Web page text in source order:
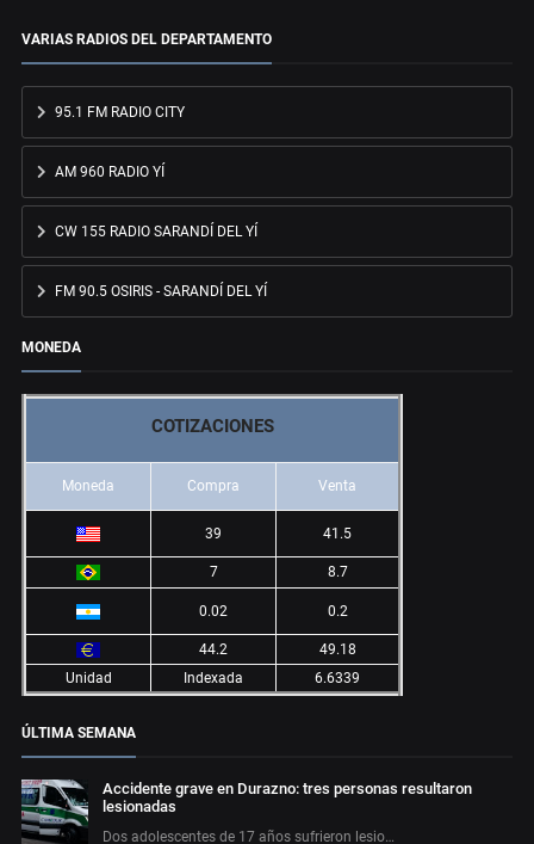
VARIAS RADIOS DEL DEPARTAMENTO
95.1 FM RADIO CITY
AM 960 RADIO YÍ
CW 155 RADIO SARANDÍ DEL YÍ
FM 90.5 OSIRIS - SARANDÍ DEL YÍ
MONEDA
COTIZACIONES
Moneda Compra Venta
39 41.5
7 8.7
0.02 0.2
44.2
49.18
Unidad
Indexada 6.6339
ÚLTIMA SEMANA
Accidente grave en Durazno: tres personas resultaron
lesionadas
Dos adolescentes de 17 años sufrieron lesio…